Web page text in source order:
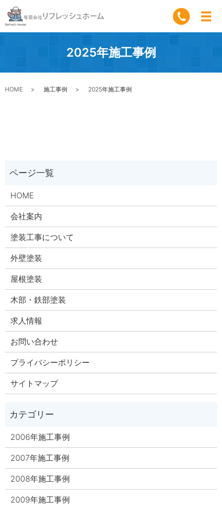
2025年施工事例
HOME 施工事例 2025年施工事例
HOME
会社案内
塗装工事について
外壁塗装
屋根塗装
木部・鉄部塗装
求人情報
お問い合わせ
プライバシーポリシー
サイトマップ
2006年施工事例
2007年施工事例
2008年施工事例
2009年施工事例